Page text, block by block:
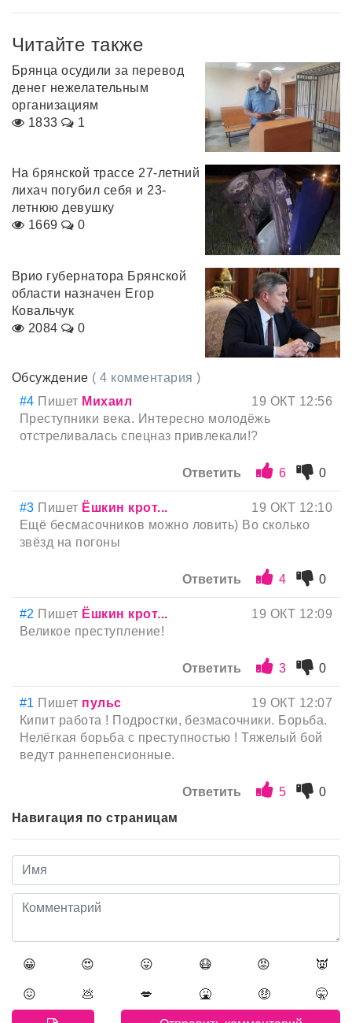
Читайте также
Брянца осудили за перевод
денег нежелательным
организациям
1833
1
На брянской трассе 27-летний
лихач погубил себя и 23-
летнюю девушку
1669
0
Врио губернатора Брянской
области назначен Егор
Ковальчук
2084
0
Обсуждение ( 4 комментария )
#4 Пишет Михаил
19 ОКТ 12:56
Преступники века. Интересно молодёжь
отстреливалась спецназ привлекали!?
Ответить 6 0
#3 Пишет Ёшкин крот...
19 ОКТ 12:10
Ещё бесмасочников можно ловить) Во сколько
звёзд на погоны
Ответить 4 0
#2 Пишет Ёшкин крот...
19 ОКТ 12:09
Великое преступление!
Ответить 3 0
#1 Пишет пульс
19 ОКТ 12:07
Кипит работа ! Подростки, безмасочники. Борьба.
Нелёгкая борьба с преступностью ! Тяжелый бой
ведут раннепенсионные.
Ответить 5
0
Навигация по страницам
😀 😍 😛 😷 😡 👿
😖 💩 💋 🤮 🤑 🤫